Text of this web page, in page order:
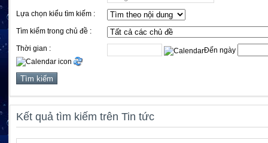
Lựa chọn kiểu tìm kiếm :
Tìm kiếm trong chủ đề :
Thời gian : Đến ngày
Kết quả tìm kiếm trên Tin tức